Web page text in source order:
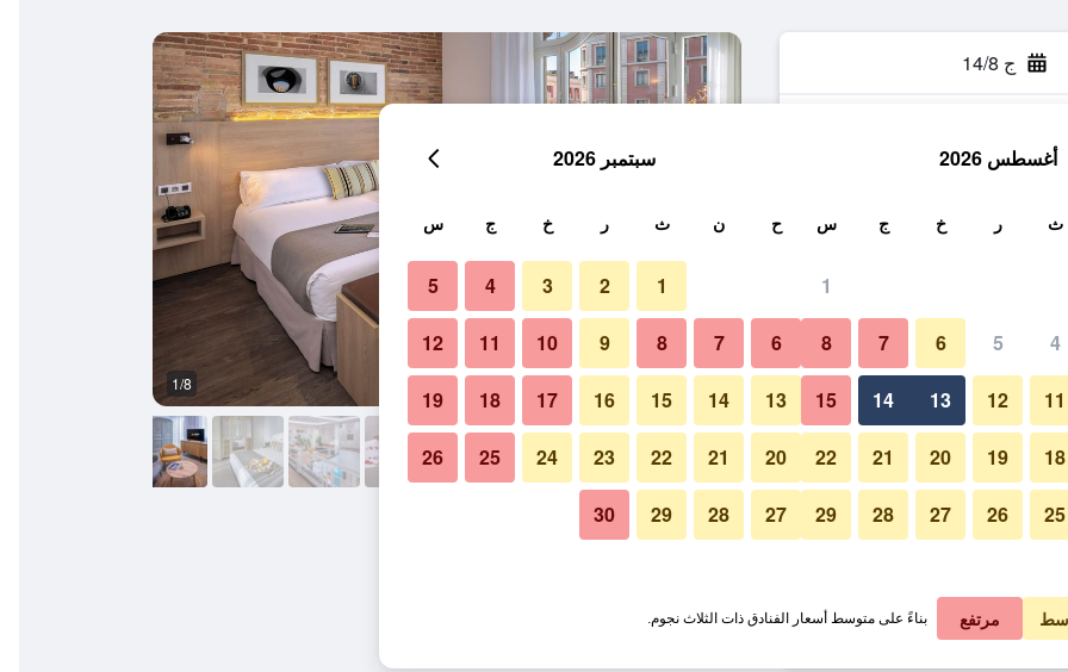
ج 14/8
في الليلة
﷼ عرض الصفقة
﷼ عرض الصفقة
غرفة نوم 1/8
صور لـ فندق سيرس ريفولي رامبلا
أغسطس 2026
ث ر خ ج س
1
4
5
6
7
8
11
12
13
14
15
18
19
20
21
22
25
26
27
28
29
سبتمبر 2026
ح ن ث ر خ ج س
1
2
3
4
5
6
7
8
9
10
11
12
13
14
15
16
17
18
19
20
21
22
23
24
25
26
27
28
29
30
مرتفع بناءً على متوسط أسعار الفنادق ذات الثلاث نجوم.